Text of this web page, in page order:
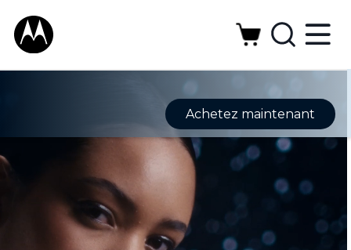
Achetez maintenant